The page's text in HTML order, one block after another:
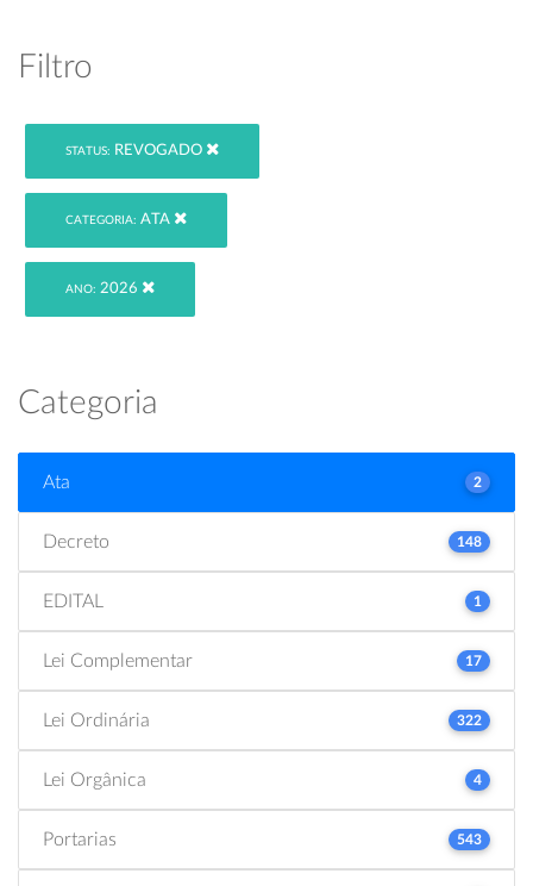
Filtro
STATUS: REVOGADO
CATEGORIA: ATA
ANO: 2026
Categoria
Ata 2
Decreto 148
EDITAL 1
Lei Complementar 17
Lei Ordinária 322
Lei Orgânica 4
Portarias 543